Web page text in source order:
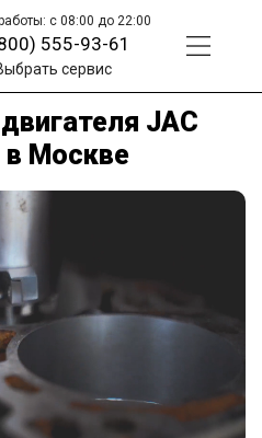
с 08:00 до 22:00
555-93-61
сервис
JAC
Москве